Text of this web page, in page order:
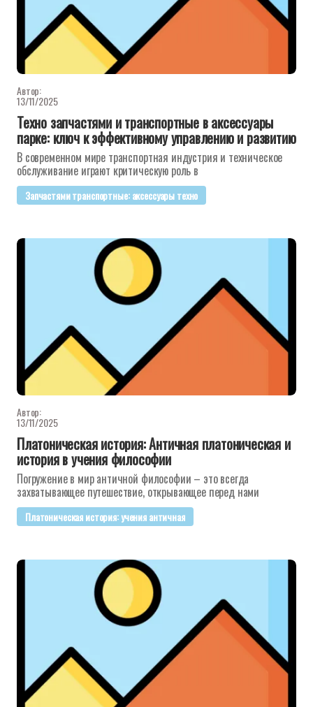
Автор:
13/11/2025
Техно запчастями и транспортные в аксессуары
парке: ключ к эффективному управлению и развитию
В современном мире транспортная индустрия и техническое
обслуживание играют критическую роль в
Запчастями транспортные: аксессуары техно
Автор:
13/11/2025
Платоническая история: Античная платоническая и
история в учения философии
Погружение в мир античной философии – это всегда
захватывающее путешествие, открывающее перед нами
Платоническая история: учения античная